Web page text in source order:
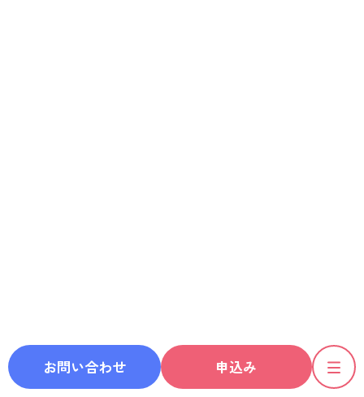
お問い合わせ 申込み